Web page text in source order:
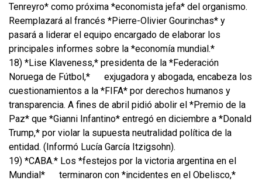
Tenreyro* como próxima *economista jefa* del organismo.
Reemplazará al francés *Pierre-Olivier Gourinchas* y
pasará a liderar el equipo encargado de elaborar los
principales informes sobre la *economía mundial.*
18) *Lise Klaveness,* presidenta de la *Federación
Noruega de Fútbol,*
exjugadora y abogada, encabeza los
cuestionamientos a la *FIFA* por derechos humanos y
transparencia. A fines de abril pidió abolir el *Premio de la
Paz* que *Gianni Infantino* entregó en diciembre a *Donald
Trump,* por violar la supuesta neutralidad política de la
entidad. (Informó Lucía García Itzigsohn).
19) *CABA.* Los *festejos por la victoria argentina en el
Mundial*
terminaron con *incidentes en el Obelisco,*